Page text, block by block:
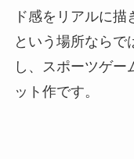
ド感をリアルに
という場所ならで
し、スポーツゲー
ット作です。